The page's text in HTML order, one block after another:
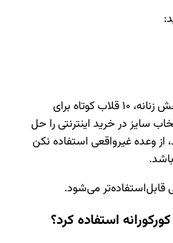
برای یک فروشگاه آنلاین کفش زنانه، ۱۰ قلاب کوتاه برای
سایز در خرید اینترنتی را حل
وعده غیرواقعی استفاده نکن
استفاده کرد؟